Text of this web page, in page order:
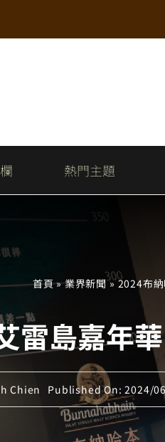
熱門主題
首頁»業界新聞»2024布
雷島嘉年
Chien Published On: 2024/